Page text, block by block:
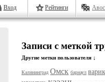
Вход Рейтинги
Записи с меткой
Другие метки пользователя ↓
Калининград Омск барнаул